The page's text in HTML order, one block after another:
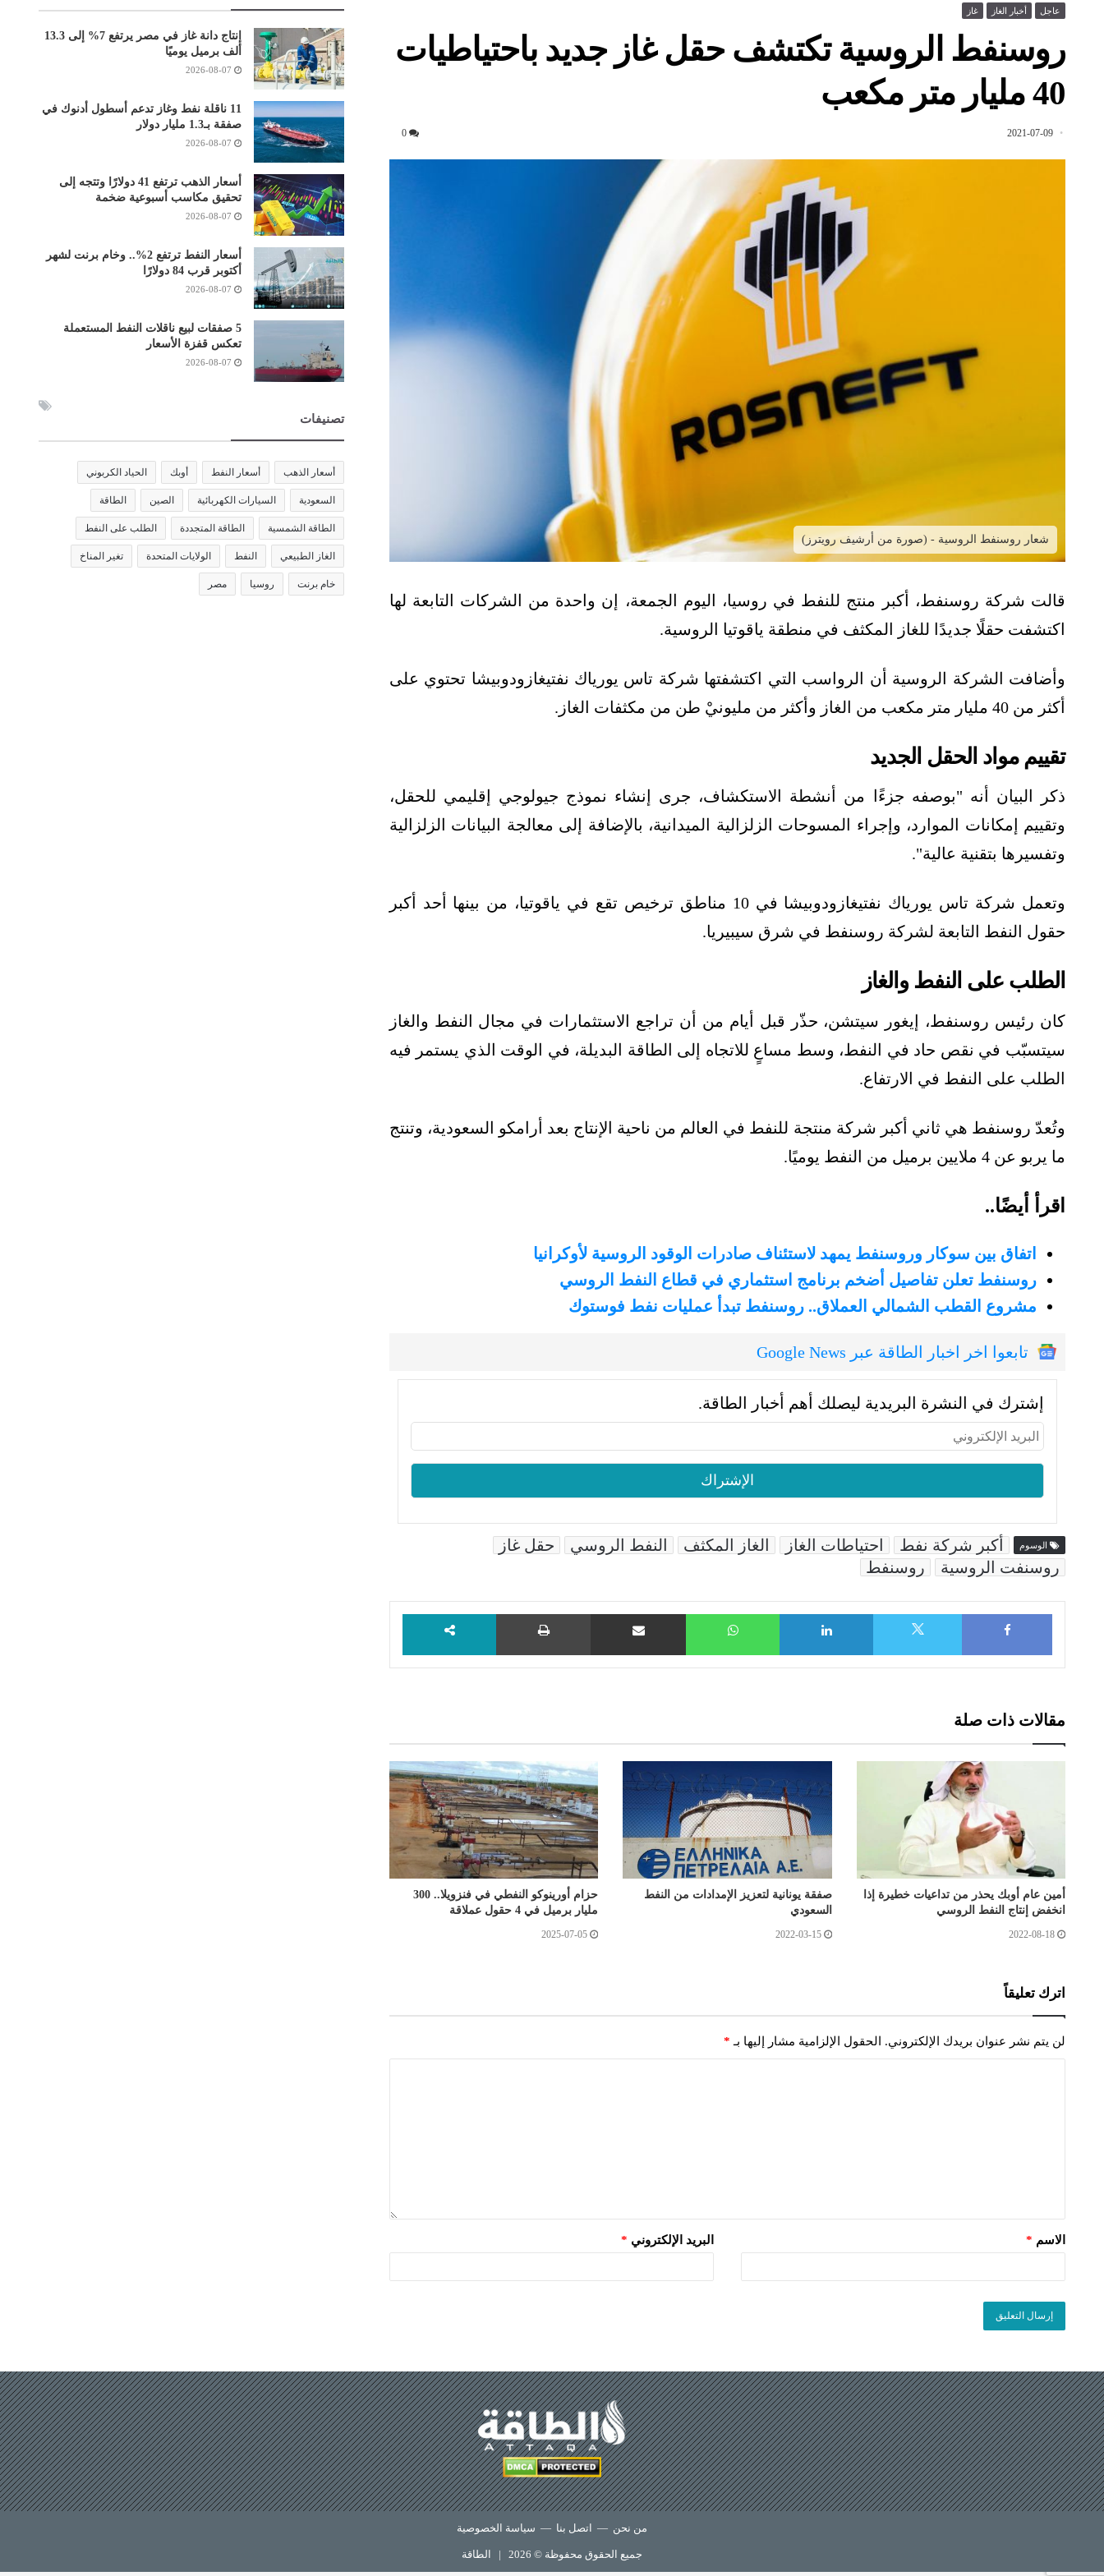
عاجل أخبار الغاز غاز
روسنفط الروسية تكتشف حقل غاز جديد باحتياطيات
40 مليار متر مكعب
2021-07-09
0
شعار روسنفط الروسية - (صورة من أرشيف رويترز)
قالت شركة روسنفط، أكبر منتج للنفط في روسيا، اليوم الجمعة، إن واحدة من الشركات التابعة لها
اكتشفت حقلًا جديدًا للغاز المكثف في منطقة ياقوتيا الروسية.
وأضافت الشركة الروسية أن الرواسب التي اكتشفتها شركة تاس يورياك نفتيغازودوبيشا تحتوي على
أكثر من 40 مليار متر مكعب من الغاز وأكثر من مليونيْ طن من مكثفات الغاز.
تقييم مواد الحقل الجديد
ذكر البيان أنه "بوصفه جزءًا من أنشطة الاستكشاف، جرى إنشاء نموذج جيولوجي إقليمي للحقل،
وتقييم إمكانات الموارد، وإجراء المسوحات الزلزالية الميدانية، بالإضافة إلى معالجة البيانات الزلزالية
وتفسيرها بتقنية عالية".
وتعمل شركة تاس يورياك نفتيغازودوبيشا في 10 مناطق ترخيص تقع في ياقوتيا، من بينها أحد أكبر
حقول النفط التابعة لشركة روسنفط في شرق سيبيريا.
الطلب على النفط والغاز
كان رئيس روسنفط، إيغور سيتشن، حذّر قبل أيام من أن تراجع الاستثمارات في مجال النفط والغاز
سيتسبّب في نقص حاد في النفط، وسط مساعٍ للاتجاه إلى الطاقة البديلة، في الوقت الذي يستمر فيه
الطلب على النفط في الارتفاع.
وتُعدّ روسنفط هي ثاني أكبر شركة منتجة للنفط في العالم من ناحية الإنتاج بعد أرامكو السعودية، وتنتج
ما يربو عن 4 ملايين برميل من النفط يوميًا.
اقرأ أيضًا..
اتفاق بين سوكار وروسنفط يمهد لاستئناف صادرات الوقود الروسية لأوكرانيا
روسنفط تعلن تفاصيل أضخم برنامج استثماري في قطاع النفط الروسي
مشروع القطب الشمالي العملاق.. روسنفط تبدأ عمليات نفط فوستوك
تابعوا اخر اخبار الطاقة عبر Google News
إشترك في النشرة البريدية ليصلك أهم أخبار الطاقة.
الوسوم أكبر شركة نفط احتياطات الغاز الغاز المكثف النفط الروسي
حقل غاز
روسنفت الروسية
روسنفط
Facebook
LinkedIn
WhatsApp مشاركة عبر البريد طباعة
مقالات ذات صلة
أمين عام أوبك يحذر من تداعيات خطيرة إذا
انخفض إنتاج النفط الروسي
2022-08-18
صفقة يونانية لتعزيز الإمدادات من النفط
السعودي
2022-03-15
حزام أورينوكو النفطي في فنزويلا.. 300
مليار برميل في 4 حقول عملاقة
2025-07-05
اترك تعليقاً
لن يتم نشر عنوان بريدك الإلكتروني. الحقول الإلزامية مشار إليها بـ *
الاسم * البريد الإلكتروني *
إنتاج دانة غاز في مصر يرتفع 7% إلى 13.3
ألف برميل يوميًا
2026-08-07
11 ناقلة نفط وغاز تدعم أسطول أدنوك في
صفقة بـ1.3 مليار دولار
2026-08-07
أسعار الذهب ترتفع 41 دولارًا وتتجه إلى
تحقيق مكاسب أسبوعية ضخمة
2026-08-07
أسعار النفط ترتفع 2%.. وخام برنت لشهر
أكتوبر قرب 84 دولارًا
2026-08-07
5 صفقات لبيع ناقلات النفط المستعملة
تعكس قفزة الأسعار
2026-08-07
تصنيفات
أسعار الذهب أسعار النفط أوبك الحياد الكربوني
السعودية السيارات الكهربائية الصين الطاقة
الطاقة الشمسية الطاقة المتجددة الطلب على النفط
الغاز الطبيعي النفط الولايات المتحدة تغير المناخ
خام برنت روسيا مصر
من نحن — اتصل بنا — سياسة الخصوصية
جميع الحقوق محفوظة © 2026 | الطاقة